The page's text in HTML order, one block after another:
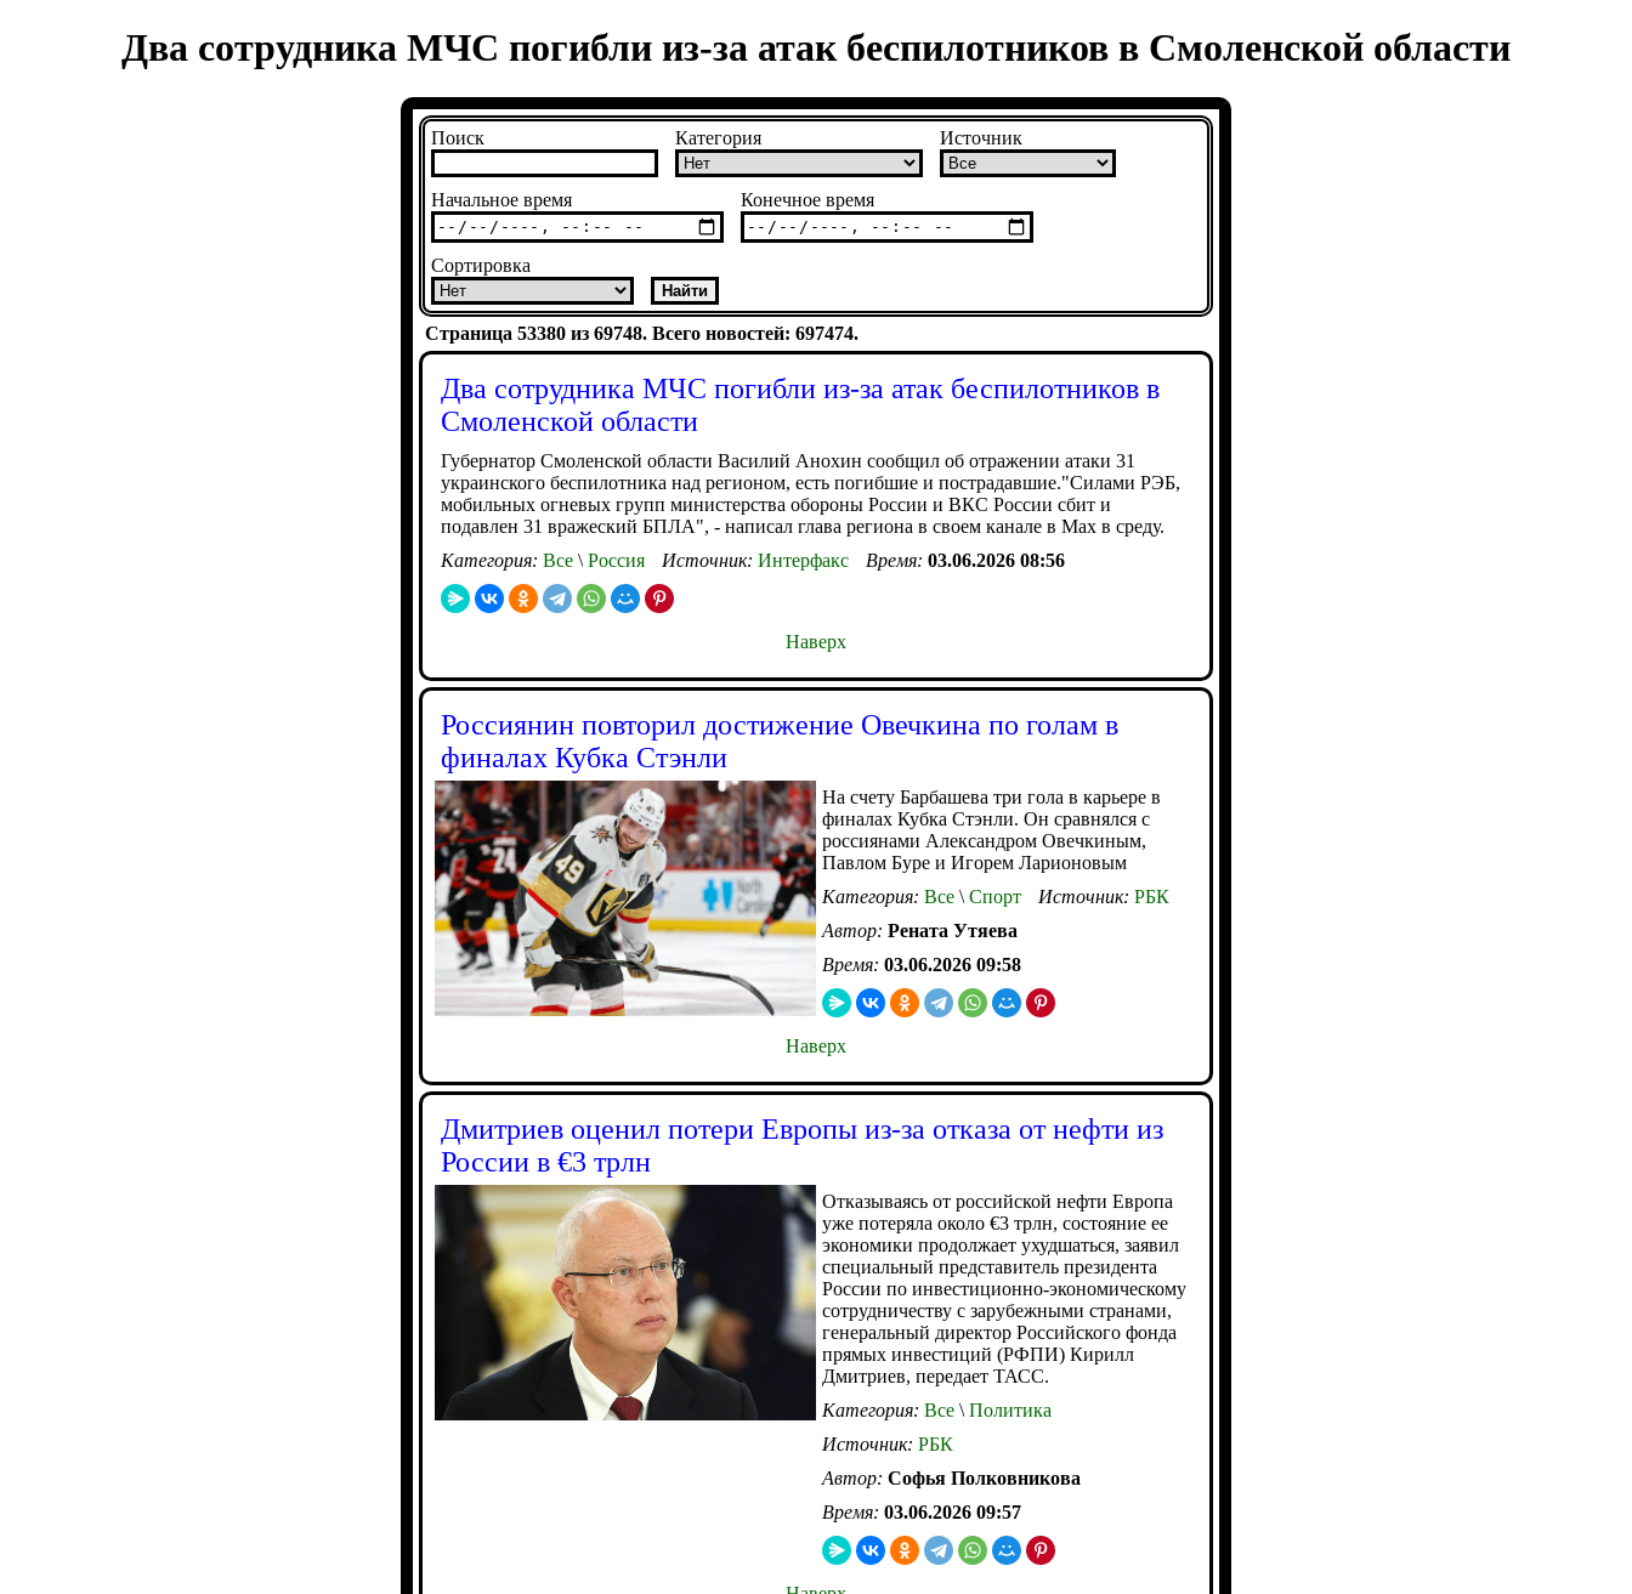
Два сотрудника МЧС погибли из-за атак беспилотников в Смоленской области
Поиск Категория Источник
Начальное время Конечное время
Сортировка
Страница 53380 из 69748. Всего новостей: 697474.
Два сотрудника МЧС погибли из-за атак беспилотников в
Смоленской области
Губернатор Смоленской области Василий Анохин сообщил об отражении атаки 31
украинского беспилотника над регионом, есть погибшие и пострадавшие."Силами РЭБ,
мобильных огневых групп министерства обороны России и ВКС России сбит и
подавлен 31 вражеский БПЛА", - написал глава региона в своем канале в Мах в среду.
Категория: Все \ Россия Источник: Интерфакс Время: 03.06.2026 08:56
Наверх
Россиянин повторил достижение Овечкина по голам в
финалах Кубка Стэнли
На счету Барбашева три гола в карьере в
финалах Кубка Стэнли. Он сравнялся с
россиянами Александром Овечкиным,
Павлом Буре и Игорем Ларионовым
Категория: Все \ Спорт Источник: РБК
Автор: Рената Утяева
Время: 03.06.2026 09:58
Наверх
Дмитриев оценил потери Европы из-за отказа от нефти из
России в €3 трлн
Отказываясь от российской нефти Европа
уже потеряла около €3 трлн, состояние ее
экономики продолжает ухудшаться, заявил
специальный представитель президента
России по инвестиционно-экономическому
сотрудничеству с зарубежными странами,
генеральный директор Российского фонда
прямых инвестиций (РФПИ) Кирилл
Дмитриев, передает ТАСС.
Категория: Все \ Политика
Источник: РБК
Автор: Софья Полковникова
Время: 03.06.2026 09:57